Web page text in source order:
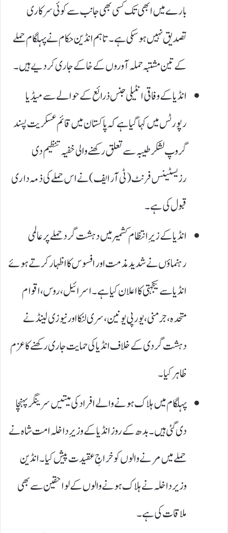
بارے میں ابھی تک کسی بھی جانب سے کوئی سرکاری
تصدیق نہیں ہو سکی ہے۔ تاہم انڈین حکام نے پہلگام حملے
کے تین مشتبہ حملہ آوروں کے خاکے جاری کر دیے ہیں۔
انڈیا کے وفاقی انٹیلی جنس ذرائع کے حوالے سے میڈیا
رپورٹس میں کہا گیا ہے کہ پاکستان میں قائم عسکریت پسند
گروپ لشکر طیبہ سے تعلق رکھنے والی خفیہ تنظیم دی
رزیسٹینس فرنٹ (ٹی آر ایف) نے اس حملے کی ذمہ داری
قبول کی ہے۔
انڈیا کے زیرِ انتظام کشمیر میں دہشت گرد حملے پر عالمی
رہنماؤں نے شدید مذمت اور افسوس کا اظہار کرتے ہوئے
انڈیا سے یکجہتی کا اعلان کیا ہے۔ اسرائیل، روس، اقوام
متحدہ، جرمنی، یورپی یونین، سری لنکا اور نیوزی لینڈ نے
دہشت گردی کے خلاف انڈیا کی حمایت جاری رکھنے کا عزم
ظاہر کیا۔
پہلگام میں ہلاک ہونے والے افراد کی میتیں سرینگر پہنچا
دی گئی ہیں۔ بدھ کے روز انڈیا کے وزیرِ داخلہ امت شاہ نے
حملے میں مرنے والوں کو خراجِ عقیدت پیش کیا۔ انڈین
وزیر داخلہ نے ہلاک ہونے والوں کے لواحقین سے بھی
ملاقات کی ہے۔